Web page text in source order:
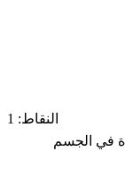
النقاط: 1
في الجسم